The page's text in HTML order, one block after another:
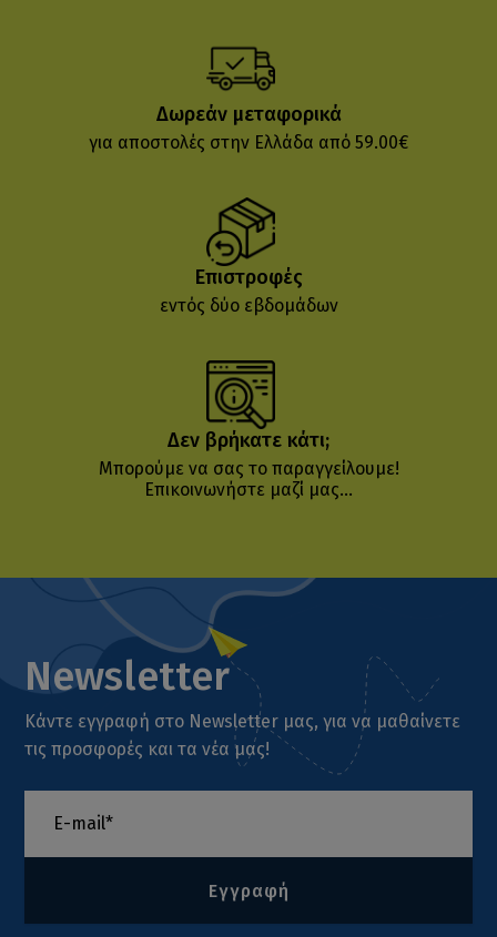
Δωρεάν μεταφορικά
για αποστολές στην Ελλάδα από 59.00€
Επιστροφές
εντός δύο εβδομάδων
Δεν βρήκατε κάτι;
Μπορούμε να σας το παραγγείλουμε!
Επικοινωνήστε μαζί μας...
Newsletter
Κάντε εγγραφή στο Newsletter μας, για να μαθαίνετε
τις προσφορές και τα νέα μας!
Εγγραφή